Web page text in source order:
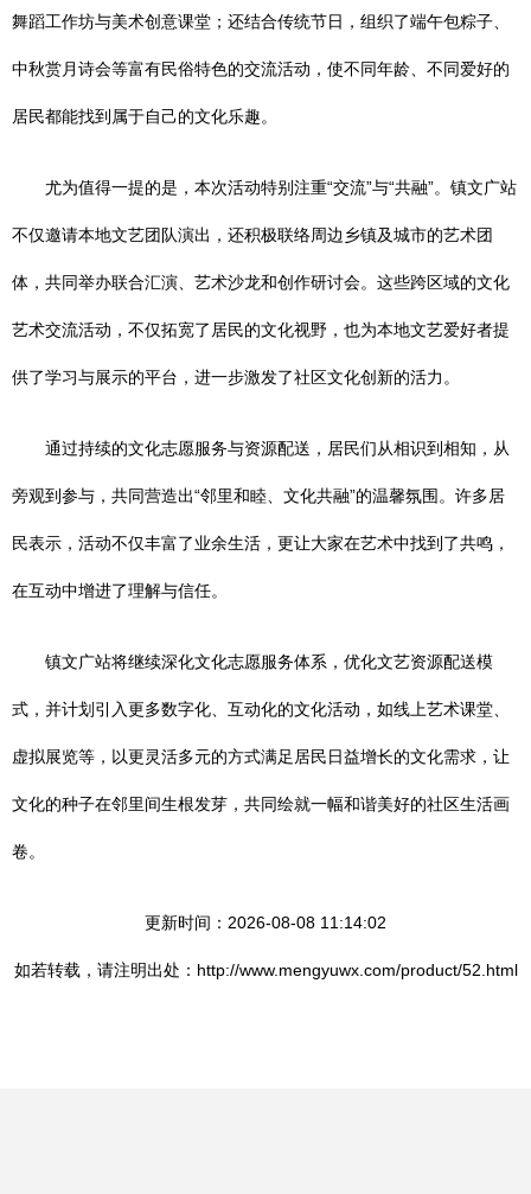
舞蹈工作坊与美术创意课堂；还结合传统节日，组织了端午包粽子、
中秋赏月诗会等富有民俗特色的交流活动，使不同年龄、不同爱好的
居民都能找到属于自己的文化乐趣。
尤为值得一提的是，本次活动特别注重“交流”与“共融”。镇文广站
不仅邀请本地文艺团队演出，还积极联络周边乡镇及城市的艺术团
体，共同举办联合汇演、艺术沙龙和创作研讨会。这些跨区域的文化
艺术交流活动，不仅拓宽了居民的文化视野，也为本地文艺爱好者提
供了学习与展示的平台，进一步激发了社区文化创新的活力。
通过持续的文化志愿服务与资源配送，居民们从相识到相知，从
旁观到参与，共同营造出“邻里和睦、文化共融”的温馨氛围。许多居
民表示，活动不仅丰富了业余生活，更让大家在艺术中找到了共鸣，
在互动中增进了理解与信任。
镇文广站将继续深化文化志愿服务体系，优化文艺资源配送模
式，并计划引入更多数字化、互动化的文化活动，如线上艺术课堂、
虚拟展览等，以更灵活多元的方式满足居民日益增长的文化需求，让
文化的种子在邻里间生根发芽，共同绘就一幅和谐美好的社区生活画
卷。
更新时间：2026-08-08 11:14:02
如若转载，请注明出处：http://www.mengyuwx.com/product/52.html